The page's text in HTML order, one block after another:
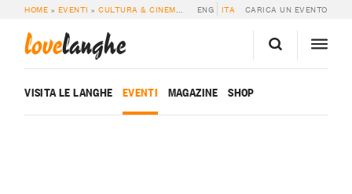
HOME » EVENTI »CULTURA & CINEMA » BELLY BUTTON
ENG ITA CARICA UN EVENTO
lovelanghe
VISITA LE LANGHE EVENTI MAGAZINE SHOP